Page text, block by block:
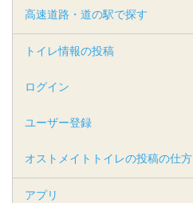
高速道路・道の駅で探す
トイレ情報の投稿
ログイン
ユーザー登録
オストメイトトイレの投稿の仕方
アプリ